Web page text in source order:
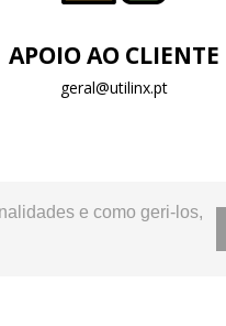
e como geri-los,
APOIO AO CLIENTE
geral@utilinx.pt